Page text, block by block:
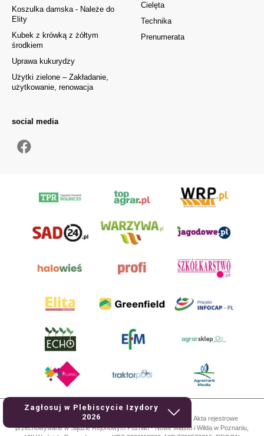
Zagłosuj w Plebiscycie Izydory
2026
Cielęta
Technika
Prenumerata
Koszulka damska - Należe do
Elity
Kubek z krówką z żółtym
środkiem
Uprawa kukurydzy
Użytki zielone – Zakładanie,
użytkowanie, renowacja
social media
AgroHorti Media Sp. z o.o. ul. Metalowa 5, 60-118 Poznań. Akta rejestrowe
przechowywane w Sądzie Rejonowym Poznań - Nowe Miasto i Wilda w Poznaniu,